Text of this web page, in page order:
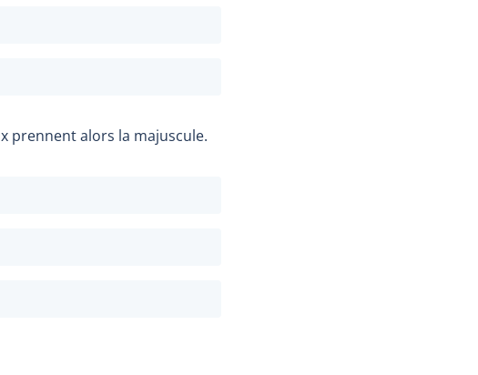
prennent alors la majuscule.